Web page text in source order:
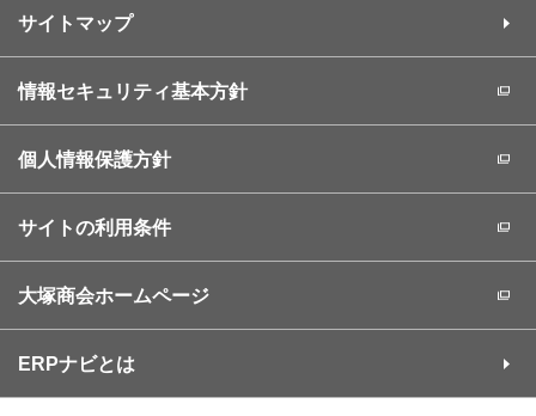
サイトマップ
情報セキュリティ基本方針
個人情報保護方針
サイトの利用条件
大塚商会ホームページ
ERPナビとは